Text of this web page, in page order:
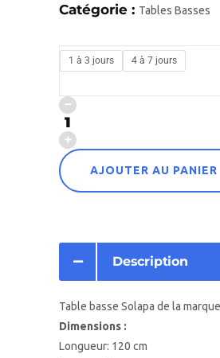
Catégorie : Tables Basses
1 à 3 jours 4 à 7 jours
AJOUTER AU PANIER
Description
Table basse Solapa de la
Dimensions :
Longueur: 120 cm